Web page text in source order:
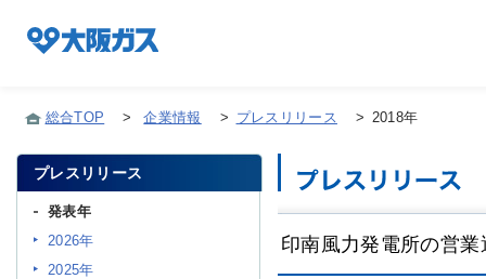
企業情報TOP
企業/グループについて
総合TOP > 企業情報 > プレスリリース > 2018年
印南風力発電所の営
プレスリリース
発表年
2026年
2025年